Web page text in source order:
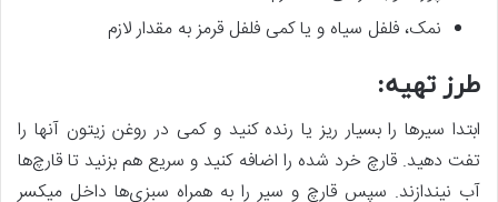
نمک، فلفل سیاه و یا کمی فلفل قرمز به مقدار لازم
طرز تهیه:
ابتدا سیرها را بسیار ریز یا رنده کنید و کمی در روغن زیتون آنها را
تفت دهید. قارچ خرد شده را اضافه کنید و سریع هم بزنید تا قارچ‌ها
آب نیندازند. سپس قارچ و سیر را به همراه سبزی‌ها داخل میکسر